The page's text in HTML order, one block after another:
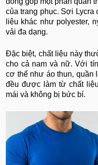
của trang phục. Sợi
liệu khác như polyester,
vải đa dạng.
Đặc biệt, chất liệu này
cho cả nam và nữ. Với
cơ thể như áo thun, quần
đều được làm từ chất
mái và không bị bức bí.